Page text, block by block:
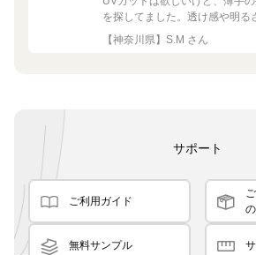
を探してました。透け感や明る
ちょうど良く思った通りで満足で
す。
【神奈川県】S.M さん
サポート
ご利用ガイド
無料サンプル